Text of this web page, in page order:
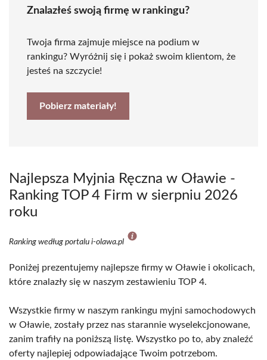
Znalazłeś swoją firmę w rankingu?
Twoja firma zajmuje miejsce na podium w
rankingu? Wyróżnij się i pokaż swoim klientom, że
jesteś na szczycie!
Pobierz materiały!
Najlepsza Myjnia Ręczna w Oławie -
Ranking TOP 4 Firm w sierpniu 2026
roku
Ranking według portalu i-olawa.pl
Poniżej prezentujemy najlepsze firmy w Oławie i okolicach,
które znalazły się w naszym zestawieniu TOP 4.
Wszystkie firmy w naszym rankingu myjni samochodowych
w Oławie, zostały przez nas starannie wyselekcjonowane,
zanim trafiły na poniższą listę. Wszystko po to, aby znaleźć
oferty najlepiej odpowiadające Twoim potrzebom.